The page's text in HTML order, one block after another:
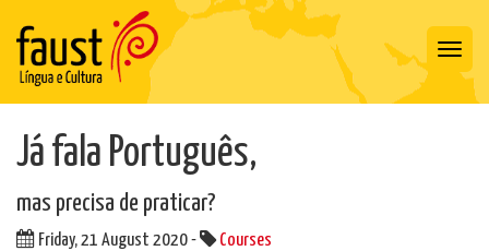
Já fala Português,
mas precisa de praticar?
Friday, 21 August 2020 - Courses